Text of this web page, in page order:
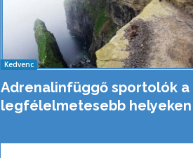
Kedvenc
Adrenalinfüggő sportolók a
legfélelmetesebb helyeken